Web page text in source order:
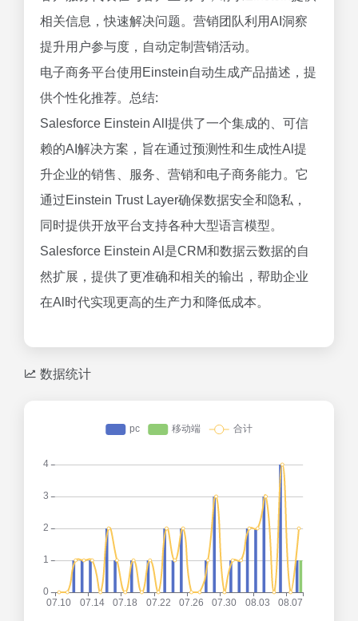
相关信息，快速解决问题。营销团队利用AI洞察
提升用户参与度，自动定制营销活动。
电子商务平台使用Einstein自动生成产品描述，提
供个性化推荐。总结:
Salesforce Einstein AlI提供了一个集成的、可信
赖的AI解决方案，旨在通过预测性和生成性Al提
升企业的销售、服务、营销和电子商务能力。它
通过Einstein Trust Layer确保数据安全和隐私，
同时提供开放平台支持各种大型语言模型。
Salesforce Einstein Al是CRM和数据云数据的自
然扩展，提供了更准确和相关的输出，帮助企业
在Al时代实现更高的生产力和降低成本。
数据统计